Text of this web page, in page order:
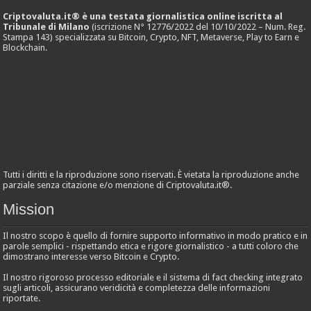
Criptovaluta.it® è una testata giornalistica online iscritta al
Tribunale di Milano (iscrizione N° 12776/2022 del 10/10/2022 – Num. Reg.
Stampa 143) specializzata su Bitcoin, Crypto, NFT, Metaverse, Play to Earn e
Blockchain.
Tutti i diritti e la riproduzione sono riservati. È vietata la riproduzione anche
parziale senza citazione e/o menzione di Criptovaluta.it®.
Mission
Il nostro scopo è quello di fornire supporto informativo in modo pratico e in
parole semplici - rispettando etica e rigore giornalistico - a tutti coloro che
dimostrano interesse verso Bitcoin e Crypto.
Il nostro rigoroso processo editoriale e il sistema di fact checking integrato
sugli articoli, assicurano veridicità e completezza delle informazioni
riportate.